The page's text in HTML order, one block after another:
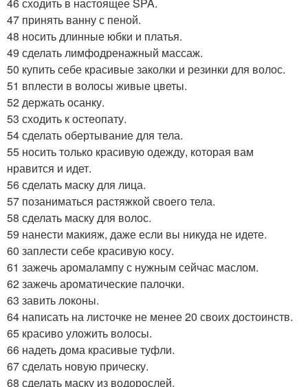
46 сходить в настоящее SPA.
47 принять ванну с пеной.
48 носить длинные юбки и платья.
49 сделать лимфодренажный массаж.
50 купить себе красивые заколки и резинки для волос.
51 вплести в волосы живые цветы.
52 держать осанку.
53 сходить к остеопату.
54 сделать обертывание для тела.
55 носить только красивую одежду, которая вам
нравится и идет.
56 сделать маску для лица.
57 позаниматься растяжкой своего тела.
58 сделать маску для волос.
59 нанести макияж, даже если вы никуда не идете.
60 заплести себе красивую косу.
61 зажечь аромалампу с нужным сейчас маслом.
62 зажечь ароматические палочки.
63 завить локоны.
64 написать на листочке не менее 20 своих достоинств.
65 красиво уложить волосы.
66 надеть дома красивые туфли.
67 сделать новую прическу.
68 сделать маску из водорослей.